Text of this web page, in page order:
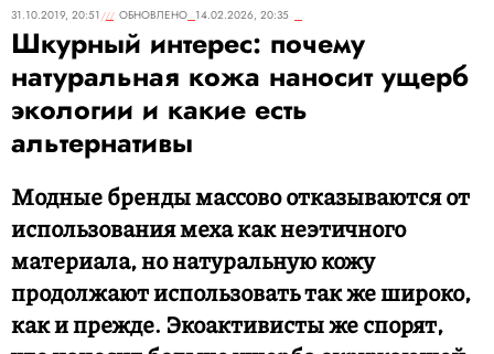
31.10.2019, 20:51
ОБНОВЛЕНО 14.02.2026, 20:35
Шкурный интерес: почему
натуральная кожа наносит ущерб
экологии и какие есть
альтернативы
Модные бренды массово отказываются от
использования меха как неэтичного
материала, но натуральную кожу
продолжают использовать так же широко,
как и прежде. Экоактивисты же спорят,